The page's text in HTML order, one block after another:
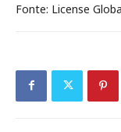
Fonte: License